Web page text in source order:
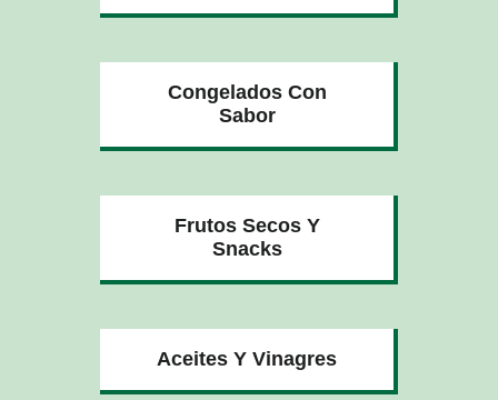
Congelados Con
Sabor
Frutos Secos Y
Snacks
Aceites Y Vinagres